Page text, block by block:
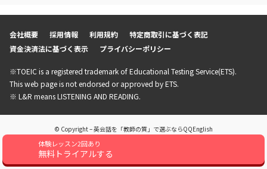
体験レッスン2回あり
無料トライアルする
会社概要 採用情報 利用規約
特定商取引に基づく表記
資金決済法に基づく表示
プライバシーポリシー
※TOEIC is a registered trademark of Educational Testing Service(ETS).
This web page is not endorsed or approved by ETS.
※ L&R means LISTENING AND READING.
© Copyright – 英会話を「教師の質」で選ぶならQQEnglish